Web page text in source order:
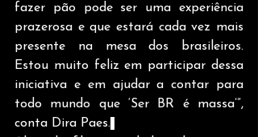
fazer pão pode ser uma experiência
prazerosa e que estará cada vez mais
presente na mesa dos brasileiros.
Estou muito feliz em participar dessa
iniciativa e em ajudar a contar para
todo mundo que ‘Ser BR é massa’”,
conta Dira Paes.